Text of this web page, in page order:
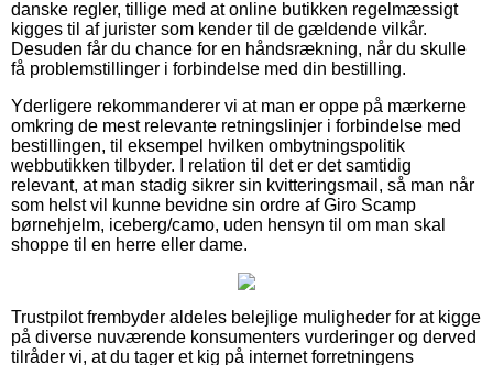
danske regler, tillige med at online butikken regelmæssigt
kigges til af jurister som kender til de gældende vilkår.
Desuden får du chance for en håndsrækning, når du skulle
få problemstillinger i forbindelse med din bestilling.
Yderligere rekommanderer vi at man er oppe på mærkerne
omkring de mest relevante retningslinjer i forbindelse med
bestillingen, til eksempel hvilken ombytningspolitik
webbutikken tilbyder. I relation til det er det samtidig
relevant, at man stadig sikrer sin kvitteringsmail, så man når
som helst vil kunne bevidne sin ordre af Giro Scamp
børnehjelm, iceberg/camo, uden hensyn til om man skal
shoppe til en herre eller dame.
Trustpilot frembyder aldeles belejlige muligheder for at kigge
på diverse nuværende konsumenters vurderinger og derved
tilråder vi, at du tager et kig på internet forretningens